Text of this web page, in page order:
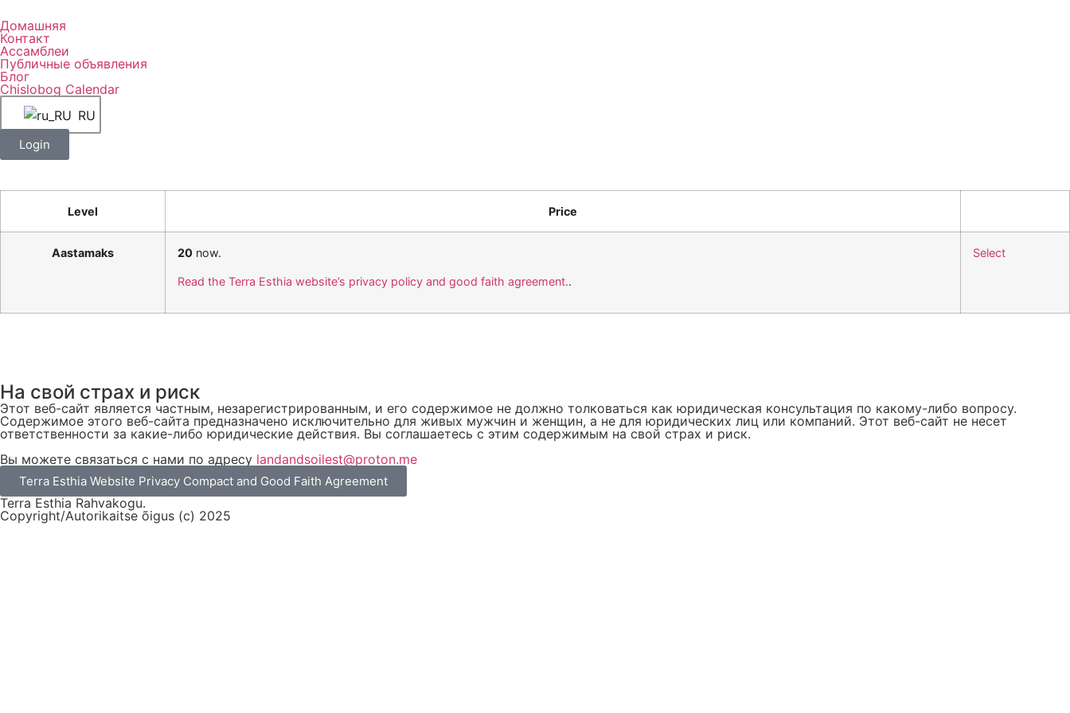
Домашняя
Контакт
Ассамблеи
Публичные объявления
Блог
Chislobog Calendar
RU
Login
Level Price
Aastamaks 20 now.
Read the Terra Esthia website’s privacy policy and good faith agreement..
Select
На свой страх и риск
Этот веб-сайт является частным, незарегистрированным, и его содержимое не должно толковаться как юридическая консультация по какому-либо вопросу.
Содержимое этого веб-сайта предназначено исключительно для живых мужчин и женщин, а не для юридических лиц или компаний. Этот веб-сайт не несет
ответственности за какие-либо юридические действия. Вы соглашаетесь с этим содержимым на свой страх и риск.
Вы можете связаться с нами по адресу landandsoilest@proton.me
Terra Esthia Website Privacy Compact and Good Faith Agreement
Terra Esthia Rahvakogu.
Copyright/Autorikaitse õigus (c) 2025